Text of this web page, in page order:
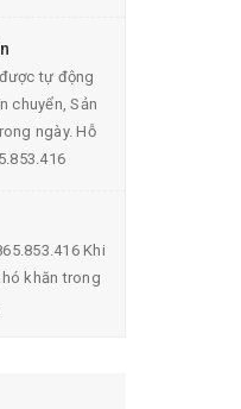
tự động
chuyển, Sản
ngày. Hỗ
Khi
khăn trong